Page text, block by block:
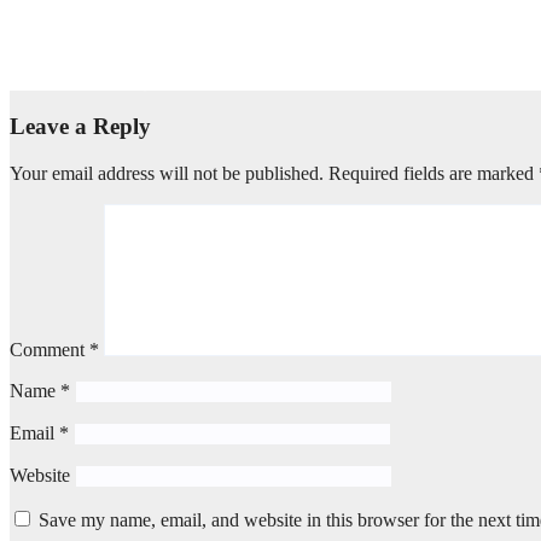
Leave a Reply
Your email address will not be published. Required fields are marked
Comment *
Name *
Email *
Website
Save my name, email, and website in this browser for the next